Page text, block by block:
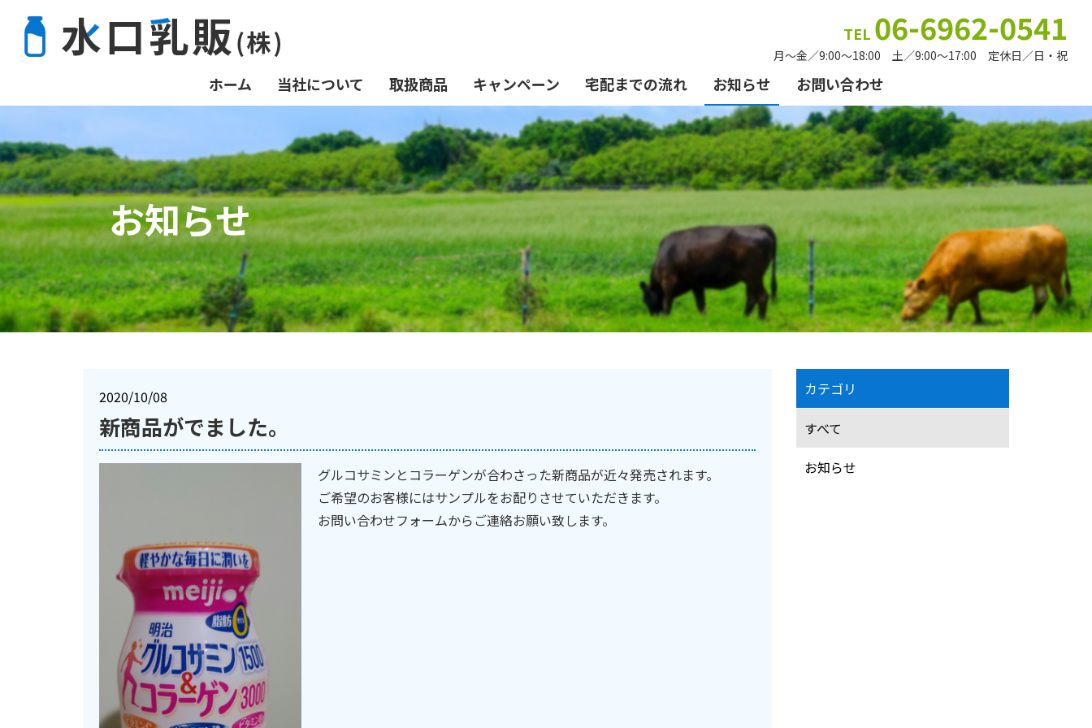
TEL 06-6962-0541
月～金／9:00〜18:00 土／9:00〜17:00 定休日／日・祝
ホーム 当社について 取扱商品 キャンペーン 宅配までの流れ お知らせ お問い合わせ
お知らせ
2020/10/08
新商品がでました。
グルコサミンとコラーゲンが合わさった新商品が近々発売されます。
ご希望のお客様にはサンプルをお配りさせていただきます。
お問い合わせフォームからご連絡お願い致します。
カテゴリ
すべて
お知らせ